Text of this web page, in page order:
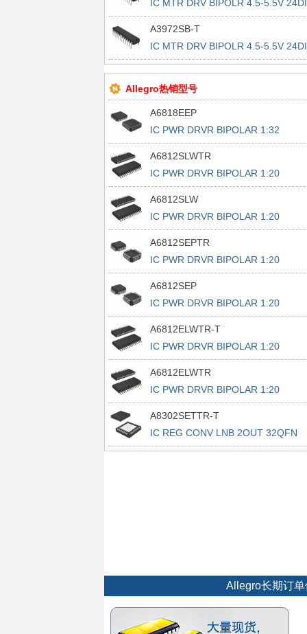
IC MTR DRV BIPOLR 4.5-5.5V
A3972SB-T
IC MTR DRV BIPOLR 4.5-5.5V
Allegro热销型号
A6818EEP
IC PWR DRVR BIPOLAR 1:32
44PLCC
A6812SLWTR
IC PWR DRVR BIPOLAR 1:20
28SOIC
A6812SLW
IC PWR DRVR BIPOLAR 1:20
28SOIC
A6812SEPTR
IC PWR DRVR BIPOLAR 1:20
28PLCC
A6812SEP
IC PWR DRVR BIPOLAR 1:20
28PLCC
A6812ELWTR-T
IC PWR DRVR BIPOLAR 1:20
28SOIC
A6812ELWTR
IC PWR DRVR BIPOLAR 1:20
28SOIC
A8302SETTR-T
IC REG CONV LNB 2OUT 32QFN
Allegro长期订